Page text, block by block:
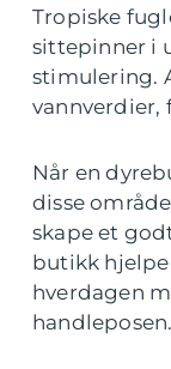
Tropiske
sittepinner i
stimulering.
vannverdier,
Når en
disse
skape et
butikk
hverdagen
handleposen.